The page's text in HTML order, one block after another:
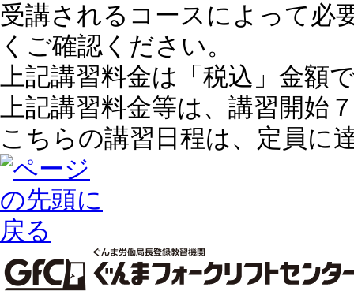
受講されるコースによって必
くご確認ください。
上記講習料金は「税込」金額
上記講習料金等は、 講習開始
こちらの講習日程は、定員に